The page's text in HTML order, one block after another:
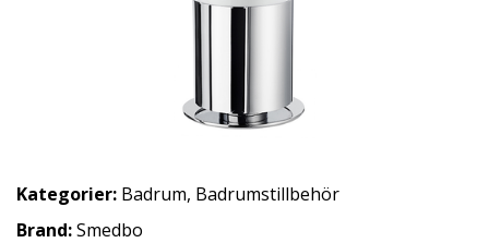
Kategorier: Badrum, Badrumstillbehör
Brand:Smedbo